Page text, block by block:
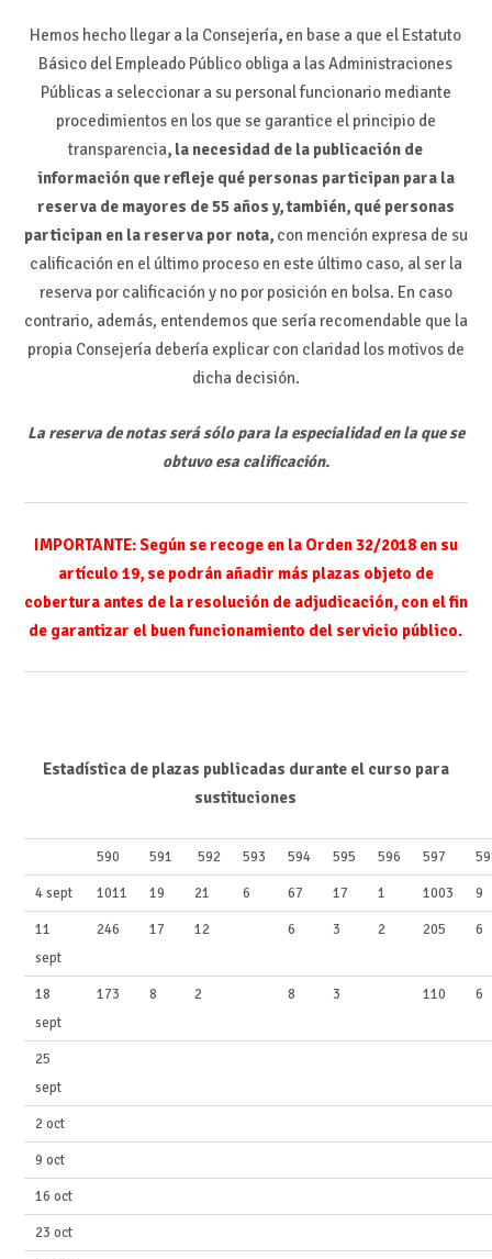
Hemos hecho llegar a la Consejería, en base a que el Estatuto
Básico del Empleado Público obliga a las Administraciones
Públicas a seleccionar a su personal funcionario mediante
procedimientos en los que se garantice el principio de
transparencia, la necesidad de la publicación de
información que refleje qué personas participan para la
reserva de mayores de 55 años y, también, qué personas
participan en la reserva por nota, con mención expresa de su
calificación en el último proceso en este último caso, al ser la
reserva por calificación y no por posición en bolsa. En caso
contrario, además, entendemos que sería recomendable que la
propia Consejería debería explicar con claridad los motivos de
dicha decisión.
La reserva de notas será sólo para la especialidad en la que se
obtuvo esa calificación.
IMPORTANTE: Según se recoge en la Orden 32/2018 en su
artículo 19, se podrán añadir más plazas objeto de
cobertura antes de la resolución de adjudicación, con el fin
de garantizar el buen funcionamiento del servicio público.
Estadística de plazas publicadas durante el curso para
sustituciones
590 591 592 593 594 595 596 597
4 sept 1011 19 21 6 67 17 1 1003 9
11
sept
246 17 12 6 3 2 205 6
18
sept
173 8 2 8 3 110 6
25
sept
2 oct
9 oct
16 oct
23 oct